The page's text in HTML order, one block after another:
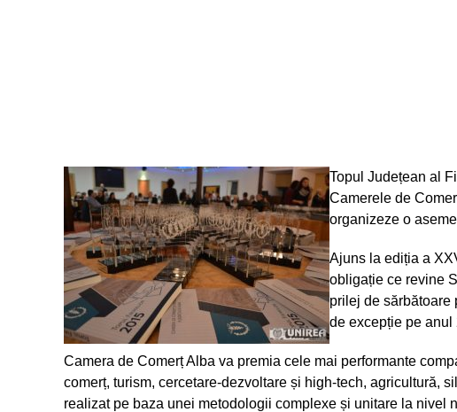
Topul Județean al
Camerele de
organizeze o
Ajuns la ediția a
obligație ce revine
prilej de sărbătoare
de excepție pe anul
Camera de Comerț Alba va premia cele mai performante
comerț, turism, cercetare-dezvoltare și high-tech, agricultură,
realizat pe baza unei metodologii complexe și unitare la nivel